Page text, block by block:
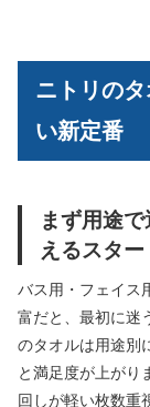
ニトリの
い新定番
まず用途
えるスタ
バス用・フェイス
富だと、最初に迷
のタオルは用途別
と満足度が上がり
回しが軽い枚数重